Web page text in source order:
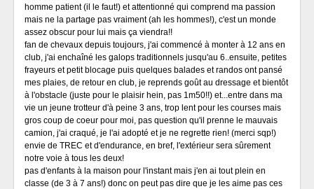
homme patient (il le faut!) et attentionné qui comprend ma passion
mais ne la partage pas vraiment (ah les hommes!), c'est un monde
assez obscur pour lui mais ça viendra!!
fan de chevaux depuis toujours, j'ai commencé à monter à 12 ans en
club, j'ai enchaîné les galops traditionnels jusqu'au 6..ensuite, petites
frayeurs et petit blocage puis quelques balades et randos ont pansé
mes plaies, de retour en club, je reprends goût au dressage et bientôt
à l'obstacle (juste pour le plaisir hein, pas 1m50!!) et...entre dans ma
vie un jeune trotteur d'à peine 3 ans, trop lent pour les courses mais
gros coup de coeur pour moi, pas question qu'il prenne le mauvais
camion, j'ai craqué, je l'ai adopté et je ne regrette rien! (merci sqp!)
envie de TREC et d'endurance, en bref, l'extérieur sera sûrement
notre voie à tous les deux!
pas d'enfants à la maison pour l'instant mais j'en ai tout plein en
classe (de 3 à 7 ans!) donc on peut pas dire que je les aime pas ces